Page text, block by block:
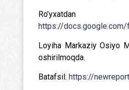
https://
Loyiha Markaziy Osiyo
oshirilmoqda.
Batafsil: https://